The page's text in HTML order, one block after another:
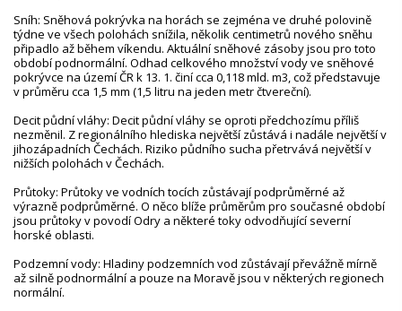
Sníh: Sněhová pokrývka na horách se zejména ve druhé polovině
týdne ve všech polohách snížila, několik centimetrů nového sněhu
připadlo až během víkendu. Aktuální sněhové zásoby jsou pro toto
období podnormální. Odhad celkového množství vody ve sněhové
pokrývce na území ČR k 13. 1. činí cca 0,118 mld. m3, což představuje
v průměru cca 1,5 mm (1,5 litru na jeden metr čtvereční).
Deficit půdní vláhy: Deficit půdní vláhy se oproti předchozímu příliš
nezměnil. Z regionálního hlediska největší zůstává i nadále největší v
jihozápadních Čechách. Riziko půdního sucha přetrvává největší v
nižších polohách v Čechách.
Průtoky: Průtoky ve vodních tocích zůstávají podprůměrné až
výrazně podprůměrné. O něco blíže průměrům pro současné období
jsou průtoky v povodí Odry a některé toky odvodňující severní
horské oblasti.
Podzemní vody: Hladiny podzemních vod zůstávají převážně mírně
až silně podnormální a pouze na Moravě jsou v některých regionech
normální.